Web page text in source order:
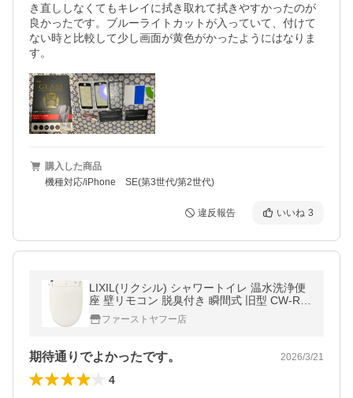
き直ししなくてもキレイに拭き取れて拭きやすかったのが
良かったです。ブルーライトカットが入っていて、付けて
ない時と比較して少し画面が黄色がかったようにはなりま
す。
購入した商品
機種対応/iPhone SE(第3世代/第2世代)
違反報告 いいね 3
LIXIL(リクシル) シャワートイレ 温水洗浄便
座 壁リモコン 脱臭付き 瞬間式 旧型 CW-RW
A2 BN8 オフホワイト 【在庫有り】
ファーストヤフー店
期待通りでよかったです。 2026/3/21
4